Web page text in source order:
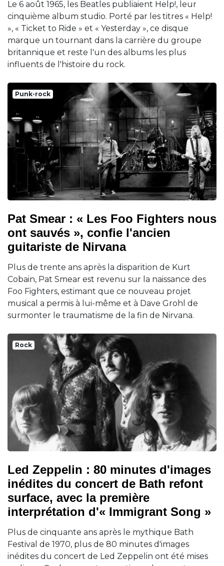
Le 6 août 1965, les Beatles publiaient Help!, leur
cinquième album studio. Porté par les titres « Help!
», « Ticket to Ride » et « Yesterday », ce disque
marque un tournant dans la carrière du groupe
britannique et reste l'un des albums les plus
influents de l'histoire du rock.
Punk-rock
Pat Smear : « Les Foo Fighters nous
ont sauvés », confie l'ancien
guitariste de Nirvana
Plus de trente ans après la disparition de Kurt
Cobain, Pat Smear est revenu sur la naissance des
Foo Fighters, estimant que ce nouveau projet
musical a permis à lui-même et à Dave Grohl de
surmonter le traumatisme de la fin de Nirvana.
Rock
Led Zeppelin : 80 minutes d'images
inédites du concert de Bath refont
surface, avec la première
interprétation d'« Immigrant Song »
Plus de cinquante ans après le mythique Bath
Festival de 1970, plus de 80 minutes d'images
inédites du concert de Led Zeppelin ont été mises